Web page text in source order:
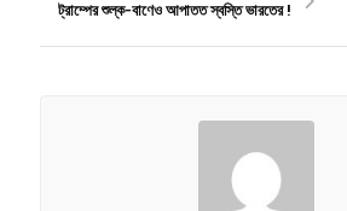
ট্রাম্পের শুল্ক-বাণেও আপাতত স্বস্তি ভারতের !